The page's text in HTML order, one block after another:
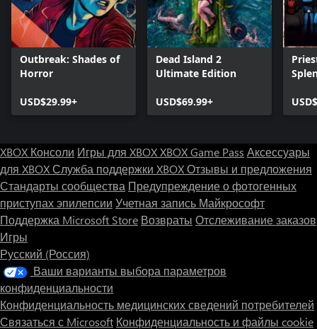
Outbreak: Shades of
Horror
USD$29.99+
Dead Island 2
Ultimate Edition
USD$69.99+
XBOX Консоли Игры для XBOXXBOX Game Pass Аксессуары
для XBOXСлужба поддержки XBOXОтзывы и предложения
Стандарты сообщества Предупреждение о фотогенных
приступах эпилепсии Учетная запись Майкрософт
Поддержка Microsoft Store Возвраты Отслеживание заказов
Игры
Русский (Россия)
Ваши варианты выбора параметров
конфиденциальности
Конфиденциальность медицинских сведений потребителей
Связаться с Microsoft Конфиденциальность и файлы cookie